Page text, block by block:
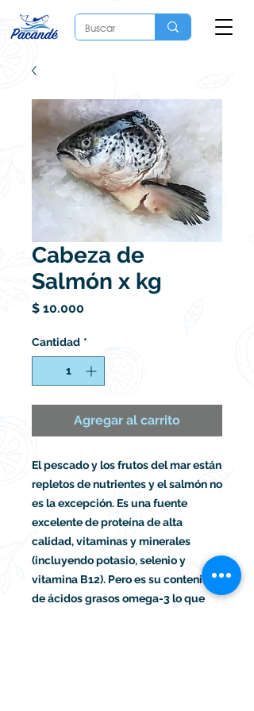
Cabeza de
Salmón x kg
$ 10.000
Cantidad *
Agregar al carrito
El pescado y los frutos del mar están
repletos de nutrientes y el salmón no
es la excepción. Es una fuente
excelente de proteína de alta
calidad, vitaminas y minerales
(incluyendo potasio, selenio y
vitamina B12). Pero es su contenido
de ácidos grasos omega-3 lo que